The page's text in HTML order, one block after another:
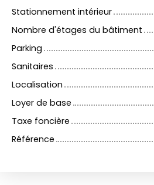
Stationnement intérieur
Nombre d'étages du bâtiment
Parking
Sanitaires
Localisation
Loyer de base
Taxe foncière
Référence